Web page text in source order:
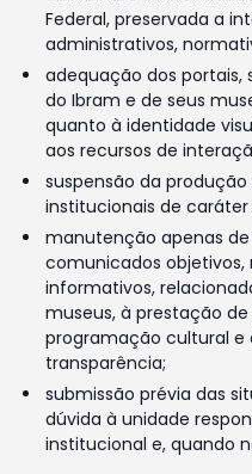
Federal, preservada a
administrativos,
adequação dos
do Ibram e de seus
quanto à identidade
aos recursos de
suspensão da
institucionais de
manutenção apenas
comunicados
informativos,
museus, à prestação
programação cultural e
transparência;
submissão prévia das
dúvida à unidade
institucional e, quando